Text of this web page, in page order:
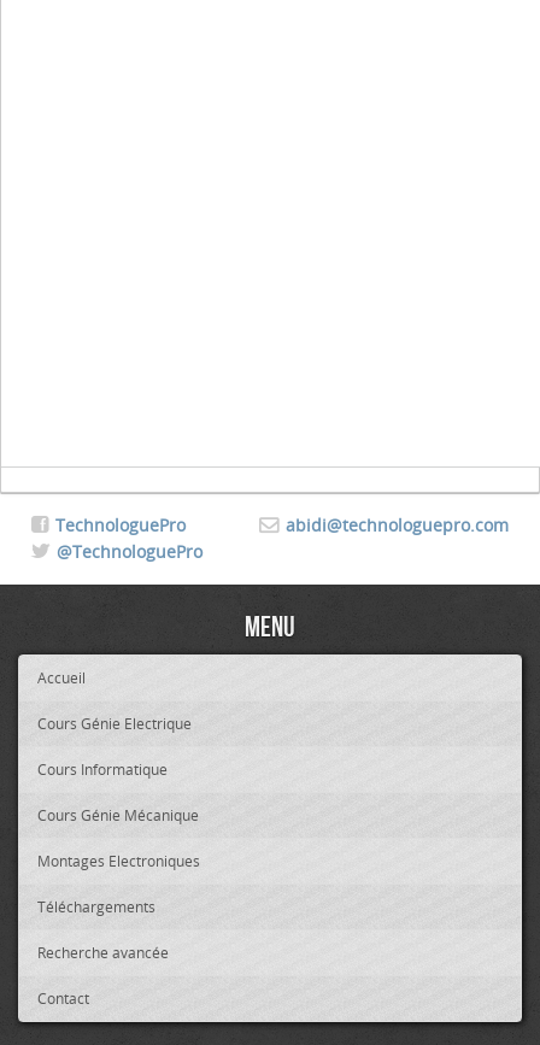
abidi@technologuepro.com
TechnologuePro
@TechnologuePro
Menu
Accueil
Cours Génie Electrique
Cours Informatique
Cours Génie Mécanique
Montages Electroniques
Téléchargements
Recherche avancée
Contact